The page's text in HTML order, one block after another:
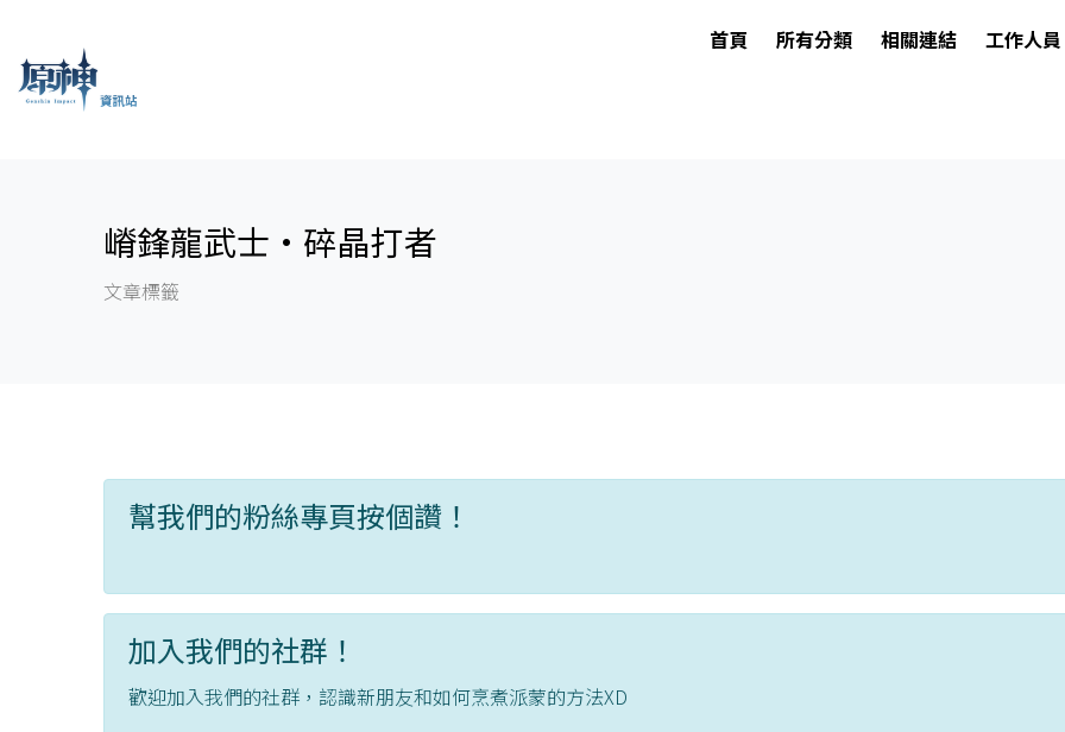
首頁 所有分類 相關連結 工作人員
嵴鋒龍武士·碎晶打者
文章標籤
幫我們的粉絲專頁按個讚！
加入我們的社群！
歡迎加入我們的社群，認識新朋友和如何烹煮派蒙的方法XD